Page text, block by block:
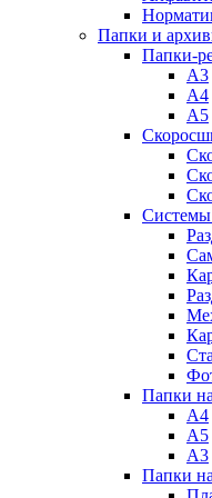
Папки и
Папки-
А3
А4
А5
Системы
Папки
А4
А5
А3
Папки